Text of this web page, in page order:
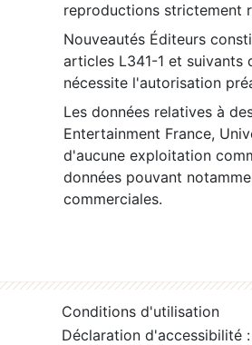
reproductions strictement
Nouveautés Éditeurs
articles L341-1 et suivants
nécessite l'autorisation
Les données relatives à
Entertainment France,
d'aucune exploitation
données pouvant
commerciales.
Conditions d'utilisation
Déclaration d'accessibilité